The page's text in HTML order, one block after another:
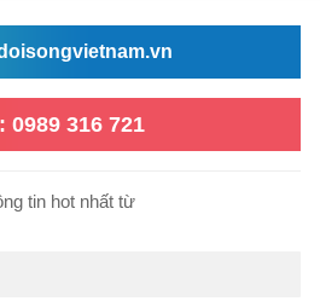
316 721
tin hot nhất từ